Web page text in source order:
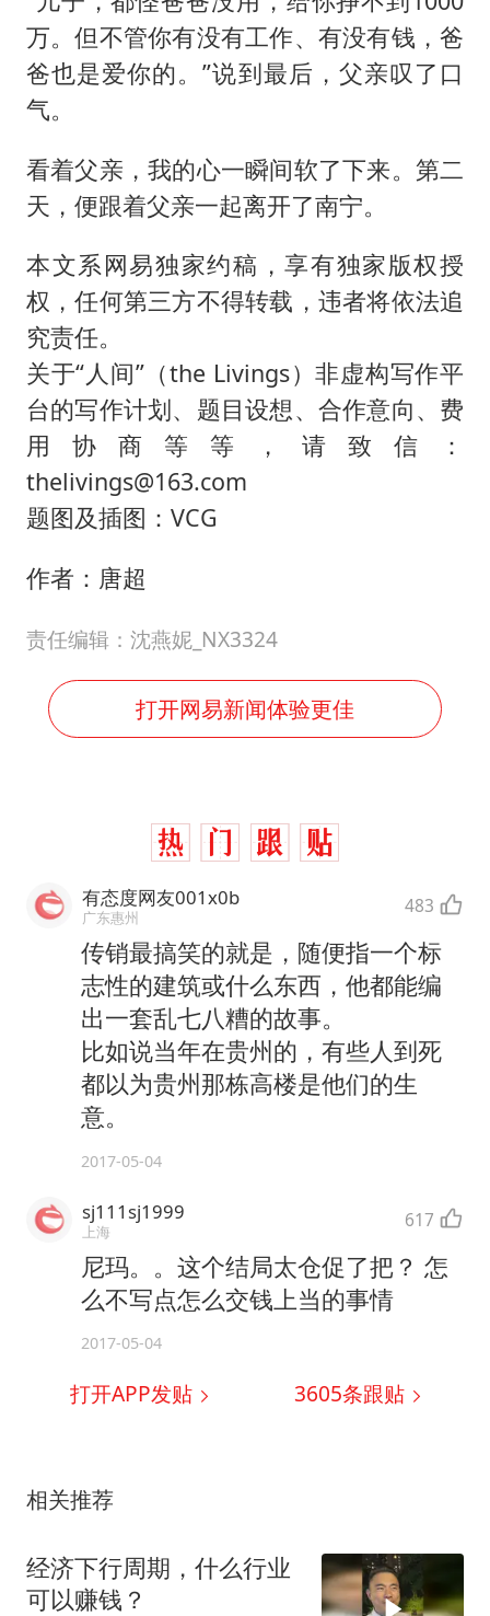
万。但不管你有没有工作、有没有钱，爸
爸也是爱你的。”说到最后，父亲叹了口
气。
看着父亲，我的心一瞬间软了下来。第二
天，便跟着父亲一起离开了南宁。
本文系网易独家约稿，享有独家版权授
权，任何第三方不得转载，违者将依法追
究责任。
关于“人间”（the Livings）非虚构写作平
台的写作计划、题目设想、合作意向、费
用协商等等，请致信：
thelivings@163.com
题图及插图：VCG
作者：唐超
责任编辑：沈燕妮_NX3324
打开网易新闻体验更佳
有态度网友001x0b
广东惠州 483
传销最搞笑的就是，随便指一个标
志性的建筑或什么东西，他都能编
出一套乱七八糟的故事。
比如说当年在贵州的，有些人到死
都以为贵州那栋高楼是他们的生
意。
2017-05-04
sj111sj1999
上海 617
尼玛。。这个结局太仓促了把？ 怎
么不写点怎么交钱上当的事情
2017-05-04
打开APP发贴 3605条跟贴
相关推荐
经济下行周期，什么行业
可以赚钱？